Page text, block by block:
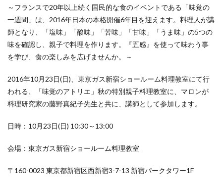
～フランスで20年以上続く国民的な食のイベントである「味覚の
一週間」は、2016年日本の本格開催6年目を迎えます。料理人が講
師となり、「塩味」「酸味」「苦味」「甘味」「うま味」の5つの
味を確認し、親子で料理を作ります。『五感』を使って味わう事
を学び、食の楽しみを広げませんか。～
2016年10月23日(日)、東京ガス新宿ショールーム料理教室にて行
われる、「味覚のアトリエ」秋の特別親子料理教室に、マロンが
料理研究家の藤野真紀子先生と共に、講師として参加します。
日時：10月23日(日) 10:30～13:00
会場：東京ガス新宿ショールーム料理教室
〒160-0023 東京都新宿区西新宿3-7-13 新宿パークタワー1F